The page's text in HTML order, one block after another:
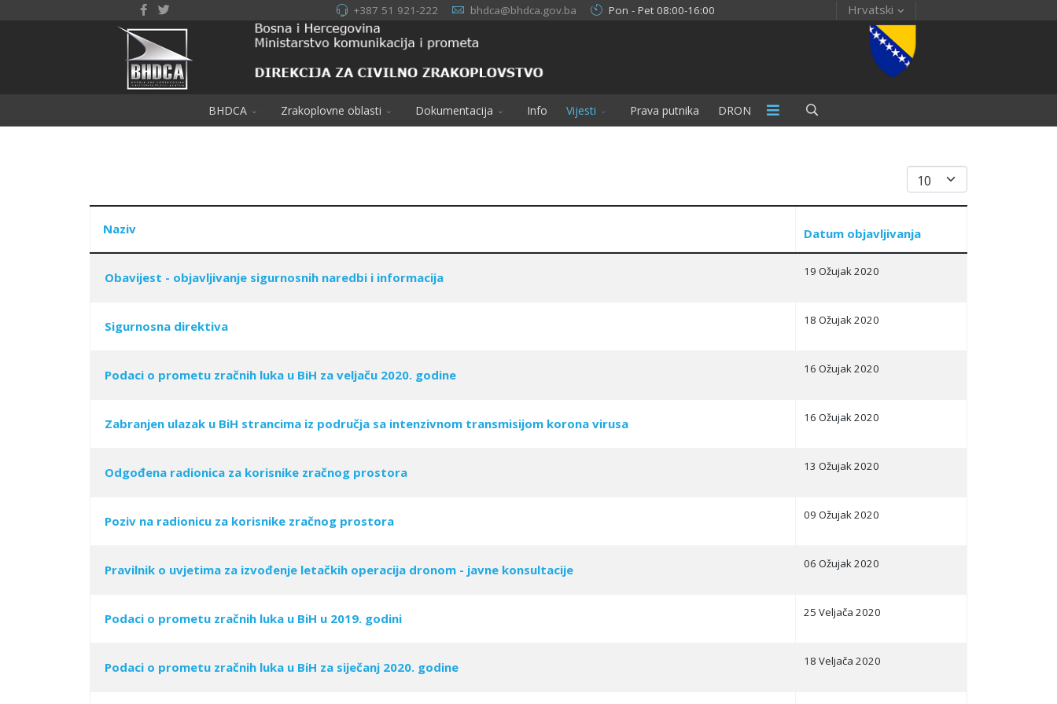
+387 51 921-222 bhdca@bhdca.gov.ba Pon - Pet 08:00-16:00 Hrvatski
BHDCA Zrakoplovne oblasti Dokumentacija Info Vijesti Prava putnika DRON
Prikaz #
Naziv Datum objavljivanja
Obavijest - objavljivanje sigurnosnih naredbi i informacija 19 Ožujak 2020
Sigurnosna direktiva 18 Ožujak 2020
Podaci o prometu zračnih luka u BiH za veljaču 2020. godine 16 Ožujak 2020
Zabranjen ulazak u BiH strancima iz područja sa intenzivnom transmisijom korona virusa 16 Ožujak 2020
Odgođena radionica za korisnike zračnog prostora 13 Ožujak 2020
Poziv na radionicu za korisnike zračnog prostora 09 Ožujak 2020
Pravilnik o uvjetima za izvođenje letačkih operacija dronom - javne konsultacije 06 Ožujak 2020
Podaci o prometu zračnih luka u BiH u 2019. godini 25 Veljača 2020
Podaci o prometu zračnih luka u BiH za siječanj 2020. godine 18 Veljača 2020